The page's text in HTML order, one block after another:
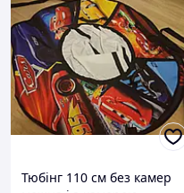
Тюбінг 110 см без камер